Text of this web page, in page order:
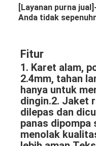
[Layanan purna
Anda tidak
Fitur
1. Karet alam,
2.4mm, tahan
hanya untuk
dingin.2. Jaket
dilepas dan
panas dipompa
menolak